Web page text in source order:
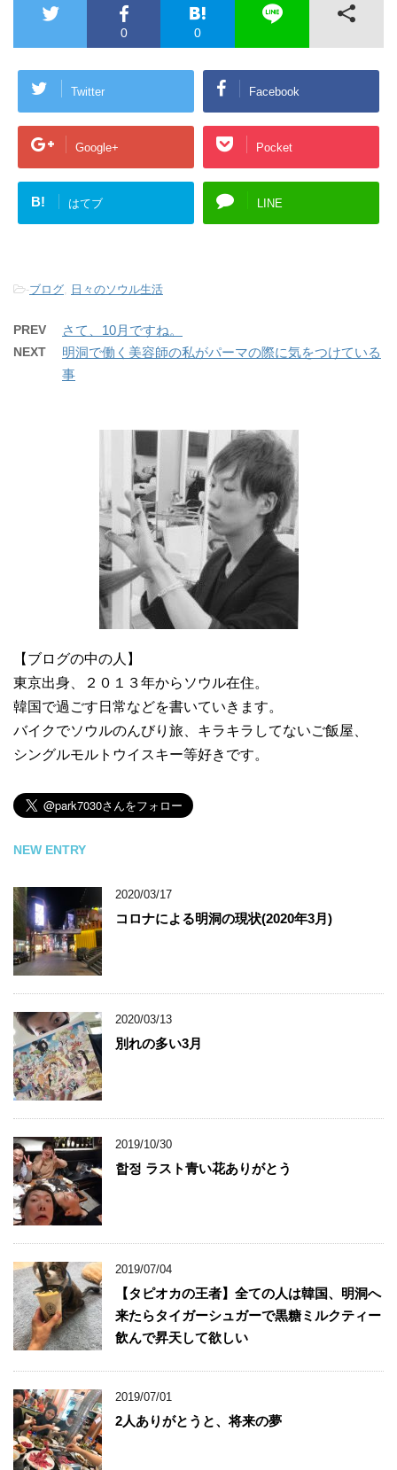
0 0
Twitter Facebook
Google+ Pocket
B! はてブ LINE
-ブログ, 日々のソウル生活
PREV さて、10月ですね。
NEXT
明洞で働く美容師の私がパーマの際に気をつけている
事
【ブログの中の人】
東京出身、２０１３年からソウル在住。
韓国で過ごす日常などを書いていきます。
バイクでソウルのんびり旅、キラキラしてないご飯屋、
シングルモルトウイスキー等好きです。
NEW ENTRY
2020/03/17
コロナによる明洞の現状(2020年3月)
2020/03/13
別れの多い3月
2019/10/30
합정 ラスト青い花ありがとう
2019/07/04
【タピオカの王者】全ての人は韓国、明洞へ
来たらタイガーシュガーで黒糖ミルクティー
飲んで昇天して欲しい
2019/07/01
2人ありがとうと、将来の夢